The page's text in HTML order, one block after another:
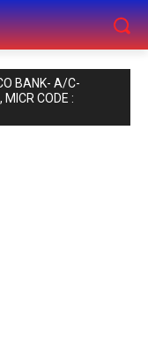
BANK- A/C-
CODE :